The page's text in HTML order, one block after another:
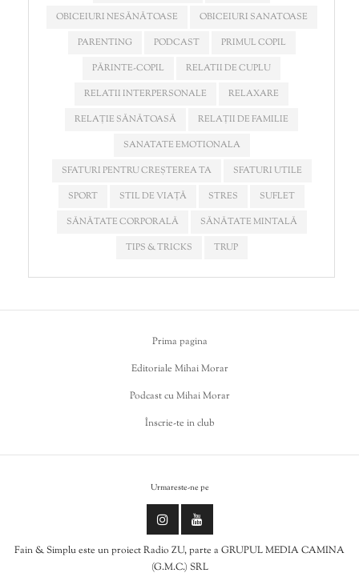
OBICEIURI NESĂNĂTOASE
OBICEIURI SANATOASE
PARENTING
PODCAST
PRIMUL COPIL
PĂRINTE-COPIL
RELATII DE CUPLU
RELATII INTERPERSONALE
RELAXARE
RELAȚIE SĂNĂTOASĂ
RELAȚII DE FAMILIE
SANATATE EMOTIONALA
SFATURI PENTRU CREȘTEREA TA
SFATURI UTILE
SPORT
STIL DE VIAȚĂ STRES
SUFLET
SĂNĂTATE CORPORALĂ
SĂNĂTATE MINTALĂ
TIPS & TRICKS
TRUP
Prima pagina
Editoriale Mihai Morar
Podcast cu Mihai Morar
Înscrie-te in club
Urmareste-ne pe
Fain & Simplu este un proiect Radio ZU, parte a GRUPUL MEDIA CAMINA
(G.M.C.) SRL